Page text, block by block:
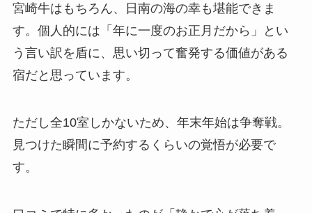
宮崎牛はもちろん、日南の海の幸も堪能できま
す。個人的には「年に一度のお正月だから」とい
う言い訳を盾に、思い切って奮発する価値がある
宿だと思っています。
ただし全10室しかないため、年末年始は争奪戦。
見つけた瞬間に予約するくらいの覚悟が必要で
す。